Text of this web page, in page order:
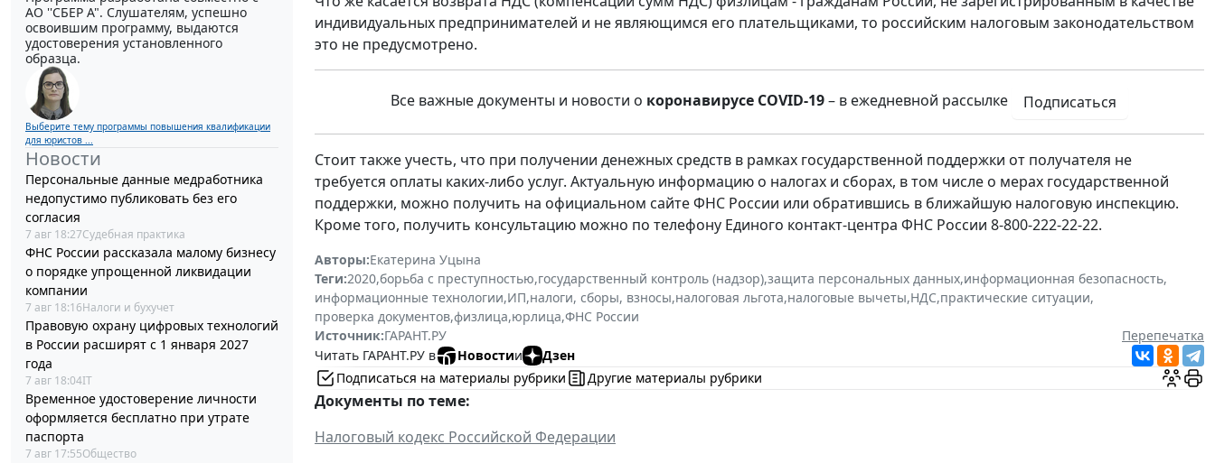
АО ''СБЕР А". Слушателям, успешно
освоившим программу, выдаются
удостоверения установленного
образца.
Выберите тему программы повышения квалификации
для юристов ...
Новости
Персональные данные медработника
недопустимо публиковать без его
согласия
7 авг 18:27Судебная практика
ФНС России рассказала малому бизнесу
о порядке упрощенной ликвидации
компании
7 авг 18:16Налоги и бухучет
Правовую охрану цифровых технологий
в России расширят с 1 января 2027
года
7 авг 18:04IT
Временное удостоверение личности
оформляется бесплатно при утрате
паспорта
7 авг 17:55Общество
индивидуальных предпринимателей и не являющимся его плательщиками, то российским налоговым законодательством
это не предусмотрено.
Все важные документы и новости о коронавирусе COVID-19– в ежедневной рассылке Подписаться
Стоит также учесть, что при получении денежных средств в рамках государственной поддержки от получателя не
требуется оплаты каких-либо услуг. Актуальную информацию о налогах и сборах, в том числе о мерах государственной
поддержки, можно получить на официальном сайте ФНС России или обратившись в ближайшую налоговую инспекцию.
Кроме того, получить консультацию можно по телефону Единого контакт-центра ФНС России 8-800-222-22-22.
Авторы:Екатерина Уцына
Теги:2020,борьба с преступностью,государственный контроль (надзор),защита персональных данных,информационная безопасность,
информационные технологии,ИП,налоги, сборы, взносы,налоговая льгота,налоговые вычеты,НДС,практические ситуации,
проверка документов,физлица,юрлица,ФНС России
Источник:ГАРАНТ.РУ
Перепечатка
Читать ГАРАНТ.РУ в
Новостии
Дзен
Подписаться на материалы рубрики
Другие материалы рубрики
Документы по теме:
Налоговый кодекс Российской Федерации